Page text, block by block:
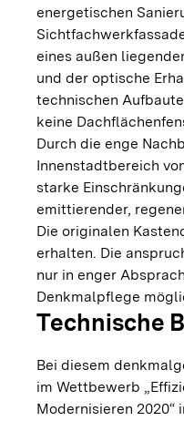
energetischen
eines außen
und der optische
technischen
keine
Durch die enge
Innenstadtbereich
starke
emittierender,
Die originalen
erhalten. Die
nur in enger
Denkmalpflege
Technische
Bei diesem
im Wettbewerb
Modernisieren 2020“